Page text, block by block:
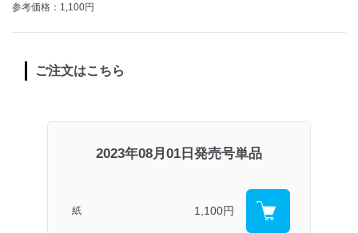
参考価格：1,100円
ご注文はこちら
2023年08月01日発売号単品
紙 1,100円